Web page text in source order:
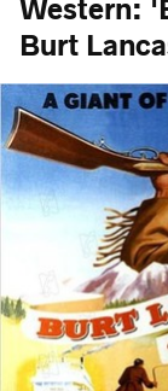
Western:
Burt